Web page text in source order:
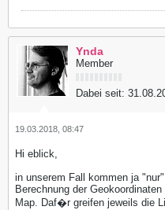
Ynda
Member
Dabei seit:
19.03.2018, 08:47
Hi eblick,
in unserem Fall kommen ja
Berechnung der
Map. Daf�r greifen jeweils die